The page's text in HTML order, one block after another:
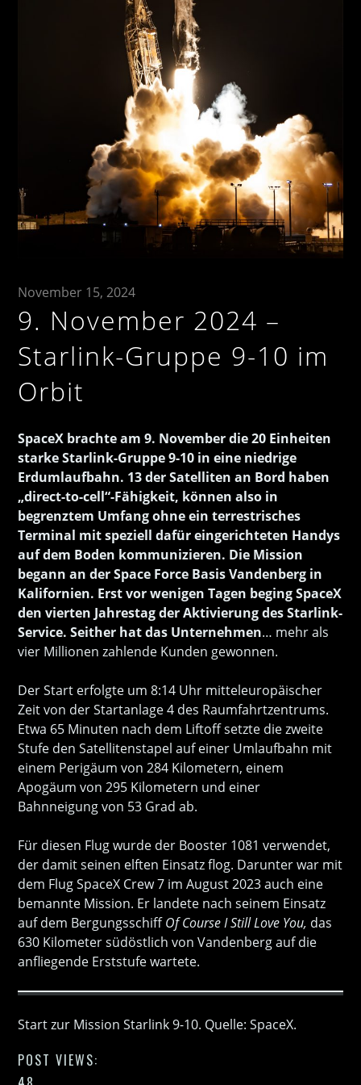
November 15, 2024
9. November 2024 –
Starlink-Gruppe 9-10 im
Orbit
SpaceX brachte am 9. November die 20 Einheiten
starke Starlink-Gruppe 9-10 in eine niedrige
Erdumlaufbahn. 13 der Satelliten an Bord haben
„direct-to-cell“-Fähigkeit, können also in
begrenztem Umfang ohne ein terrestrisches
Terminal mit speziell dafür eingerichteten Handys
auf dem Boden kommunizieren. Die Mission
begann an der Space Force Basis Vandenberg in
Kalifornien. Erst vor wenigen Tagen beging SpaceX
den vierten Jahrestag der Aktivierung des Starlink-
Service. Seither hat das Unternehmen… mehr als
vier Millionen zahlende Kunden gewonnen.
Der Start erfolgte um 8:14 Uhr mitteleuropäischer
Zeit von der Startanlage 4 des Raumfahrtzentrums.
Etwa 65 Minuten nach dem Liftoff setzte die zweite
Stufe den Satellitenstapel auf einer Umlaufbahn mit
einem Perigäum von 284 Kilometern, einem
Apogäum von 295 Kilometern und einer
Bahnneigung von 53 Grad ab.
Für diesen Flug wurde der Booster 1081 verwendet,
der damit seinen elften Einsatz flog. Darunter war mit
dem Flug SpaceX Crew 7 im August 2023 auch eine
bemannte Mission. Er landete nach seinem Einsatz
auf dem BergungsschiffOf Course I Still Love You, das
630 Kilometer südöstlich von Vandenberg auf die
anfliegende Erststufe wartete.
Start zur Mission Starlink 9-10. Quelle: SpaceX.
POST VIEWS: